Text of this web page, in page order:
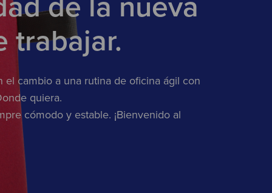
trabajar.
el cambio a una rutina de oficina ágil con
quiera.
cómodo y estable. ¡Bienvenido al